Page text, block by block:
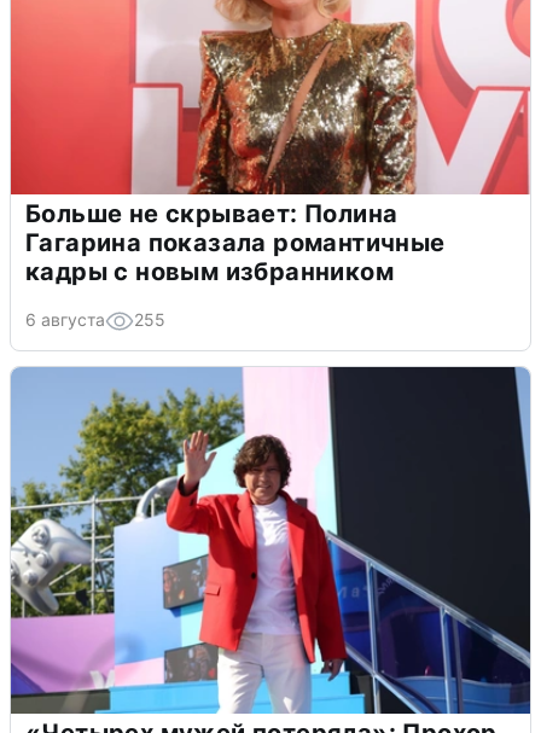
Больше не скрывает: Полина
Гагарина показала романтичные
кадры с новым избранником
6 августа 255